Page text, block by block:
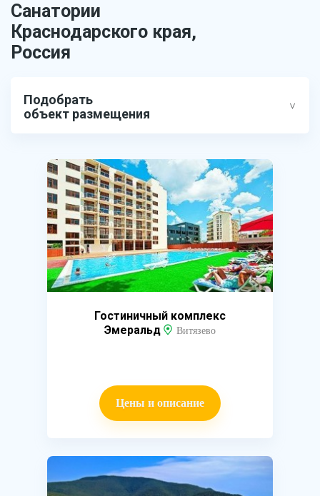
Санатории
Краснодарского края,
Россия
Подобрать
объект размещения
Гостиничный комплекс
Эмеральд
Витязево
Цены и описание